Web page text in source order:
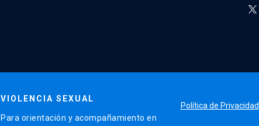
VIOLENCIA SEXUAL
Para orientación y acompañamiento en
Política de Privacidad